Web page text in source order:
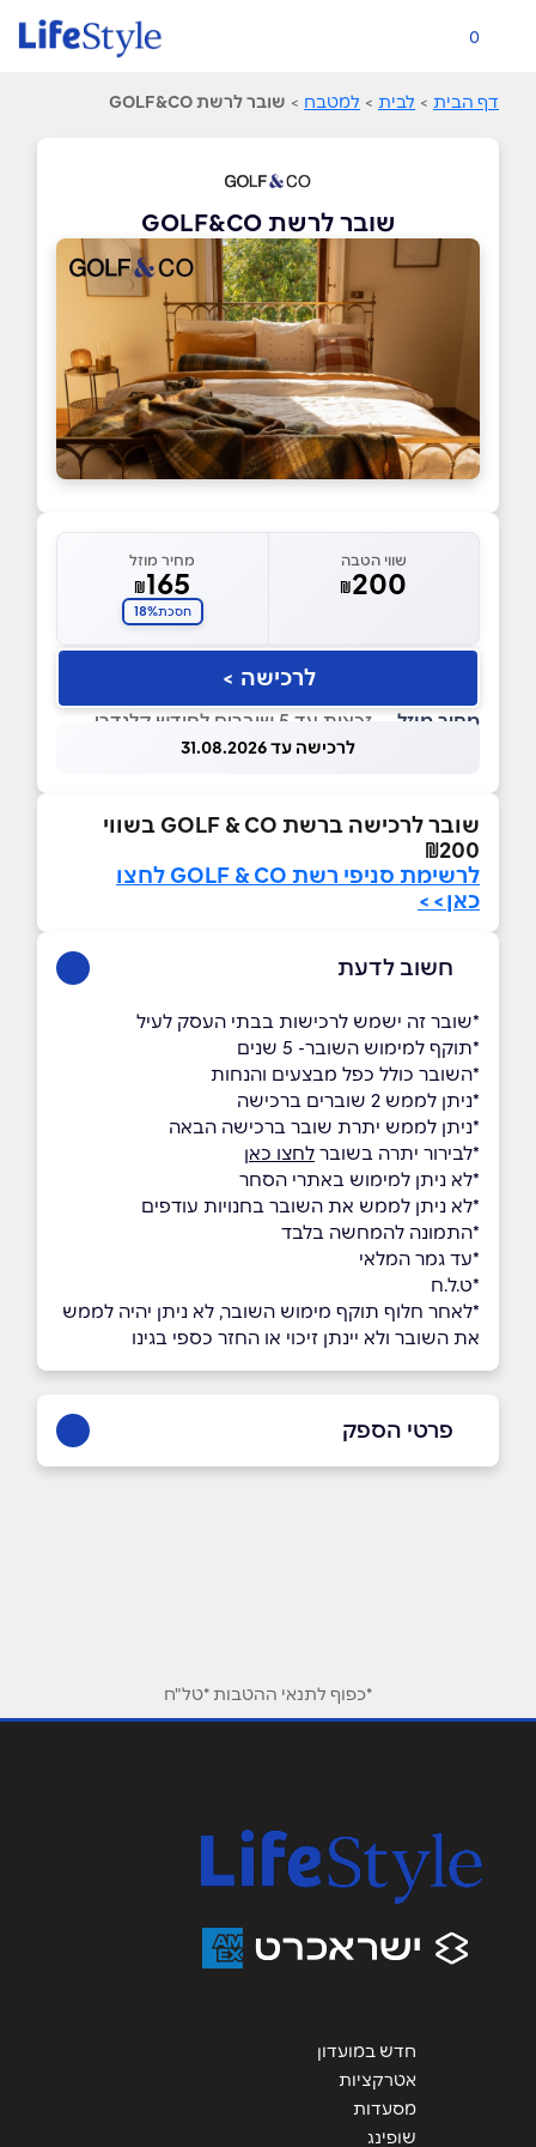
0
דף הבית > לבית > למטבח > שובר לרשת GOLF&CO
שובר לרשת GOLF&CO
שווי הטבה
₪200
מחיר מוזל
₪165
חסכת18%
לרכישה >
מחיר מוזל — זכאות עד 5 שוברים לחודש קלנדרי
לרכישה עד 31.08.2026
שובר לרכישה ברשת GOLF & CO בשווי
₪200
לרשימת סניפי רשת
GOLF & CO לחצו
כאן>>
חשוב לדעת
*שובר זה ישמש לרכישות בבתי העסק לעיל
*תוקף למימוש השובר- 5 שנים
*השובר כולל כפל מבצעים והנחות
*ניתן לממש 2 שוברים ברכישה
*ניתן לממש יתרת שובר ברכישה הבאה
*לבירור יתרה בשובר לחצו כאן
*לא ניתן למימוש באתרי הסחר
*לא ניתן לממש את השובר בחנויות עודפים
*התמונה להמחשה בלבד
*עד גמר המלאי
*ט.ל.ח
*לאחר חלוף תוקף מימוש השובר, לא ניתן יהיה לממש
את השובר ולא יינתן זיכוי או החזר כספי בגינו
פרטי הספק
הודעה*
*כפוף לתנאי ההטבות *טל"ח
חדש במועדון
אטרקציות
מסעדות
שופינג